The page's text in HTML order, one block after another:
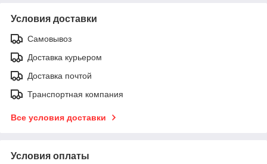
Условия доставки
Самовывоз
Доставка курьером
Доставка почтой
Транспортная компания
Все условия доставки
Условия оплаты